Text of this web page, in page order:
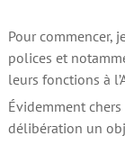
Pour commencer,
polices et
leurs fonctions à
Évidemment
délibération un